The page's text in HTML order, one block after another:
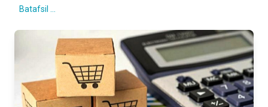
Batafsil ...